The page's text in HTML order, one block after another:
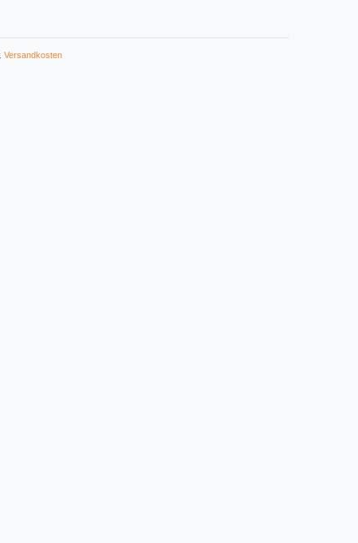
Versandkosten